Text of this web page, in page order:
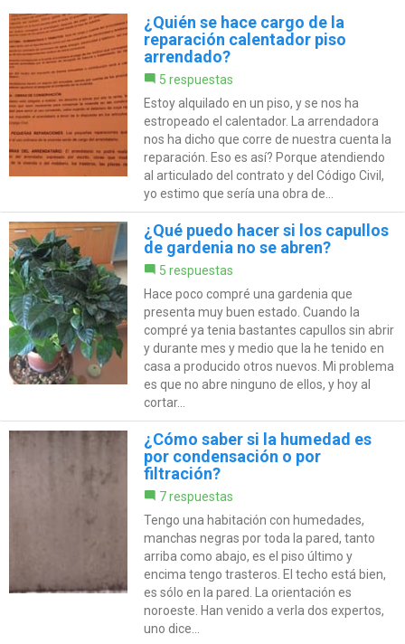
¿Quién se hace cargo de la
reparación calentador piso
arrendado?
5 respuestas
Estoy alquilado en un piso, y se nos ha
estropeado el calentador. La arrendadora
nos ha dicho que corre de nuestra cuenta la
reparación. Eso es así? Porque atendiendo
al articulado del contrato y del Código Civil,
yo estimo que sería una obra de...
¿Qué puedo hacer si los capullos
de gardenia no se abren?
5 respuestas
Hace poco compré una gardenia que
presenta muy buen estado. Cuando la
compré ya tenia bastantes capullos sin abrir
y durante mes y medio que la he tenido en
casa a producido otros nuevos. Mi problema
es que no abre ninguno de ellos, y hoy al
cortar...
¿Cómo saber si la humedad es
por condensación o por
filtración?
7 respuestas
Tengo una habitación con humedades,
manchas negras por toda la pared, tanto
arriba como abajo, es el piso último y
encima tengo trasteros. El techo está bien,
es sólo en la pared. La orientación es
noroeste. Han venido a verla dos expertos,
uno dice...